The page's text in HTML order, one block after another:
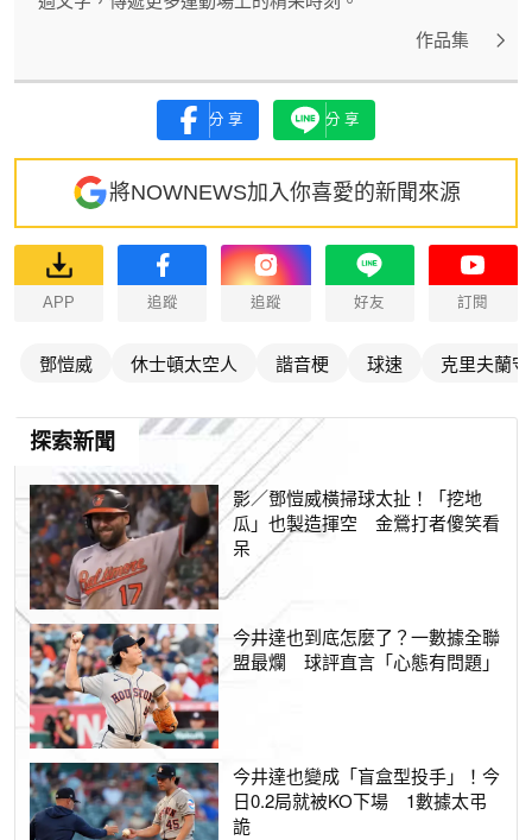
作品集
分享 分享
將NOWNEWS加入你喜愛的新聞來源
APP 追蹤 追蹤 好友 訂閱
鄧愷威 休士頓太空人 諧音梗 球速 克里夫蘭
探索新聞
影／鄧愷威橫掃球太扯！「挖地
瓜」也製造揮空 金鶯打者傻笑看
呆
今井達也到底怎麼了？一數據全聯
盟最爛 球評直言「心態有問題」
今井達也變成「盲盒型投手」！今
日0.2局就被KO下場 1數據太弔
詭